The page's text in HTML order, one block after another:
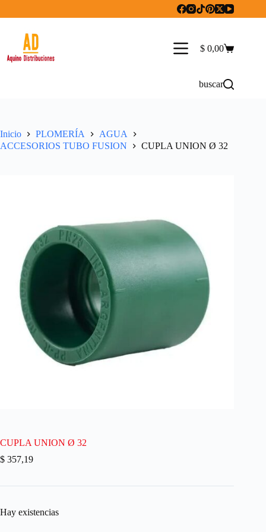
Carro
$ 0,00
buscar
Inicio PLOMERÍA
AGUA
ACCESORIOS TUBO FUSION
CUPLA UNION Ø 32
CUPLA UNION Ø 32
$ 357,19
Hay existencias